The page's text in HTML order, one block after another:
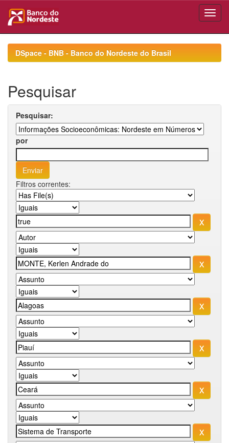
navigationDSpace - BNB - Banco do Nordeste do Brasil
Pesquisar
Pesquisar:
por
Filtros correntes: